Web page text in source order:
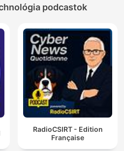
podcastok
RadioCSIRT - Edition
Française